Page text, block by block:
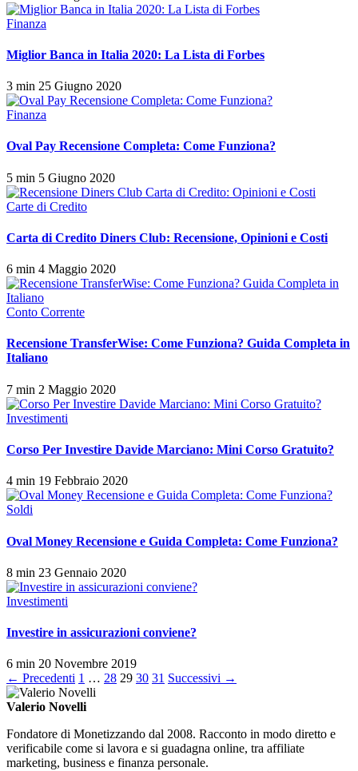
Finanza
Miglior Banca in Italia 2020: La Lista di Forbes
3 min 25 Giugno 2020
Finanza
Oval Pay Recensione Completa: Come Funziona?
5 min 5 Giugno 2020
Carte di Credito
Carta di Credito Diners Club: Recensione, Opinioni e Costi
6 min 4 Maggio 2020
Conto Corrente
Recensione TransferWise: Come Funziona? Guida Completa in
Italiano
7 min 2 Maggio 2020
Investimenti
Corso Per Investire Davide Marciano: Mini Corso Gratuito?
4 min 19 Febbraio 2020
Soldi
Oval Money Recensione e Guida Completa: Come Funziona?
8 min 23 Gennaio 2020
Investimenti
Investire in assicurazioni conviene?
6 min 20 Novembre 2019
Paginazione
degli
articoli
← Precedenti 1 … 28 29 30 31 Successivi →
Valerio Novelli
Fondatore di Monetizzando dal 2008. Racconto in modo diretto e
verificabile come si lavora e si guadagna online, tra affiliate
marketing, business e finanza personale.